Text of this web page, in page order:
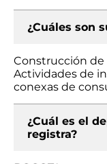
¿Cuáles son
Construcción de
Actividades de
conexas de
¿Cuál es el
registra?